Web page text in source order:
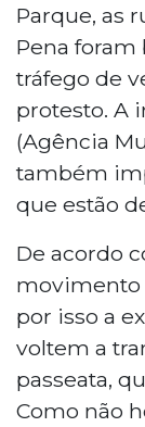
Parque, as
Pena
tráfego de
protesto. A
(Agência
também
que estão
De acordo
movimento
por isso a
voltem a
passeata,
Como não